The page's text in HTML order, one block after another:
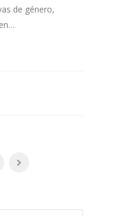
de género,